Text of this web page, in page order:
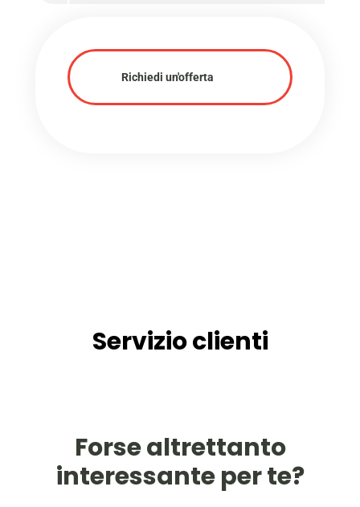
Richiedi un'offerta
Servizio clienti
Forse altrettanto
interessante per te?